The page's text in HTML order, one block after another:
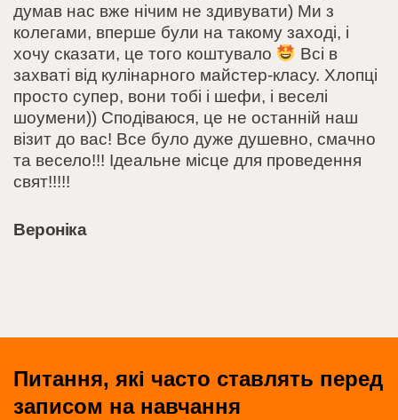
думав нас вже нічим не здивувати) Ми з
колегами, вперше були на такому заході, і
хочу сказати, це того коштувало
Всі в
захваті від кулінарного майстер-класу. Хлопці
просто супер, вони тобі і шефи, і веселі
шоумени)) Сподіваюся, це не останній наш
візит до вас! Все було дуже душевно, смачно
та весело!!! Ідеальне місце для проведення
свят!!!!!
Вероніка
Питання, які часто ставлять перед
записом на навчання